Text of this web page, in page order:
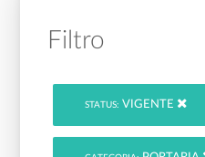
Filtro
STATUS: VIGENTE